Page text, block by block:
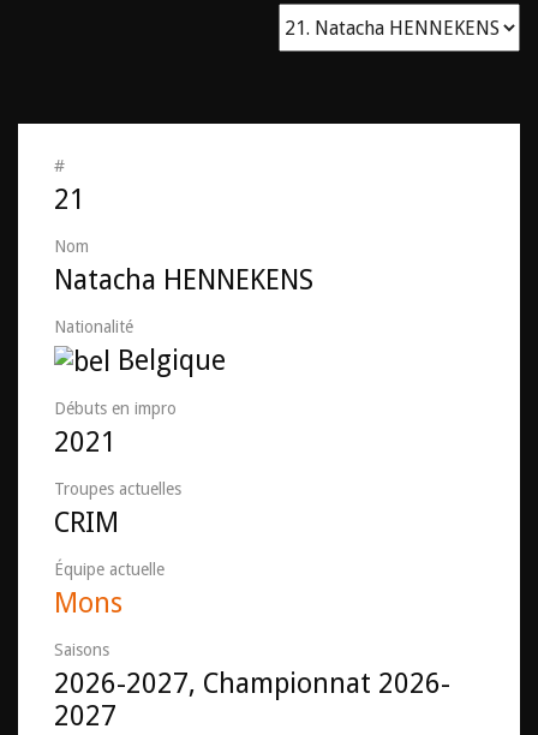
#
21
Nom
Natacha HENNEKENS
Nationalité
Belgique
Débuts en impro
2021
Troupes actuelles
CRIM
Équipe actuelle
Mons
Saisons
2026-2027, Championnat 2026-
2027